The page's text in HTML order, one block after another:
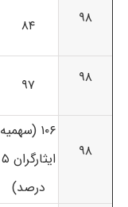
۹۸ ۸۴
۹۸
۹۷
۹۸
۱۰۶ (سهمیه
ایثارگران ۵
درصد)